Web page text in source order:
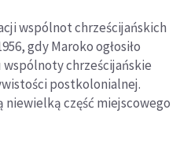
wspólnot chrześcijańskich
gdy Maroko ogłosiło
wspólnoty chrześcijańskie
postkolonialnej.
niewielką część miejscowego